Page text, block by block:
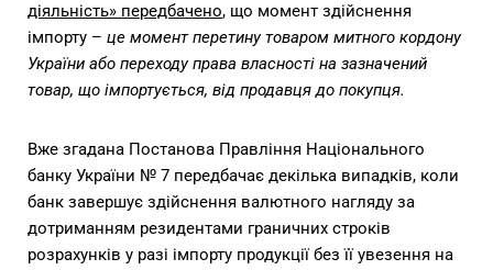
діяльність» передбачено, що момент здійснення
імпорту – це момент перетину товаром митного кордону
України або переходу права власності на зазначений
товар, що імпортується, від продавця до покупця.
Вже згадана Постанова Правління Національного
банку України № 7 передбачає декілька випадків, коли
банк завершує здійснення валютного нагляду за
дотриманням резидентами граничних строків
розрахунків у разі імпорту продукції без її увезення на